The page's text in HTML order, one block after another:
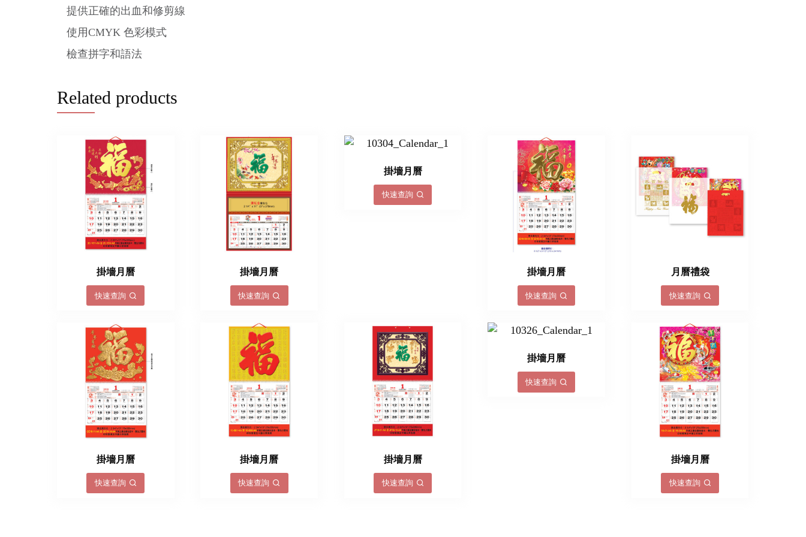
提供正確的出血和修剪線
使用CMYK 色彩模式
檢查拼字和語法
Related products
掛墻月曆
快速查詢
掛墻月曆
快速查詢
掛墻月曆
快速查詢
掛墻月曆
快速查詢
月曆禮袋
快速查詢
掛墻月曆
快速查詢
掛墻月曆
快速查詢
掛墻月曆
快速查詢
掛墻月曆
快速查詢
掛墻月曆
快速查詢